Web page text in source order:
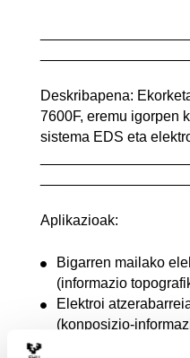
Deskribapena:
7600F, eremu igorpen
sistema EDS eta
Aplikazioak:
Bigarren mailako
(informazio
Elektroi
(konposizio-